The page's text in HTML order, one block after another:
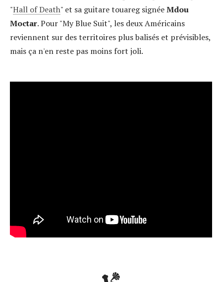
"Hall of Death" et sa guitare touareg signéeMdou
Moctar. Pour "My Blue Suit", les deux Américains
reviennent sur des territoires plus balisés et prévisibles,
mais ça n'en reste pas moins fort joli.